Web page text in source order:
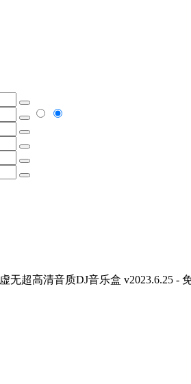
虚无超高清音质DJ音乐盒 v2023.6.25 -